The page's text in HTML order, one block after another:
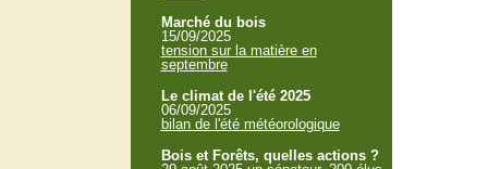
Marché du bois
15/09/2025
tension sur la matière en
septembre
Le climat de l'été 2025
06/09/2025
bilan de l'été météorologique
Bois et Forêts, quelles actions ?